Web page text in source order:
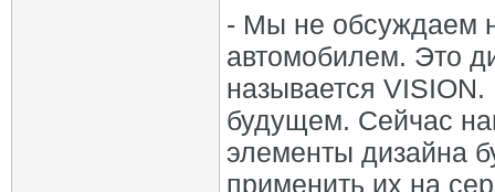
- Мы не обсуждаем
автомобилем. Это
называется
будущем. Сейчас
элементы дизайна
применить их на